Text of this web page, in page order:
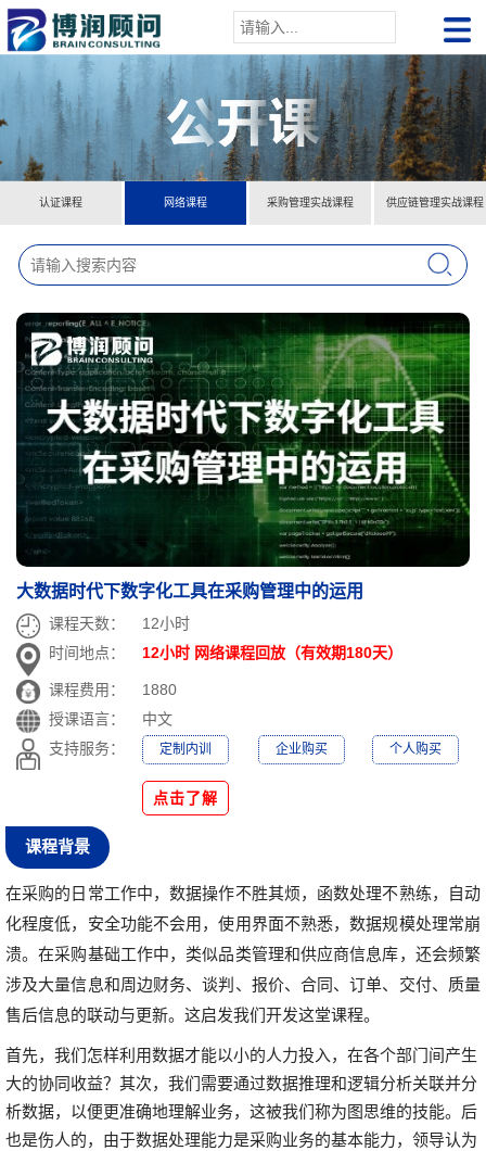
认证课程 网络课程 采购管理实战课程 供应链管理实战课程
大数据时代下数字化工具在采购管理中的运用
课程天数：
12小时
时间地点：
12小时 网络课程回放（有效期180天）
课程费用：
1880
授课语言：
中文
支持服务：
定制内训 企业购买 个人购买
点击了解
课程背景
在采购的日常工作中，数据操作不胜其烦，函数处理不熟练，自动
化程度低，安全功能不会用，使用界面不熟悉，数据规模处理常崩
溃。在采购基础工作中，类似品类管理和供应商信息库，还会频繁
涉及大量信息和周边财务、谈判、报价、合同、订单、交付、质量
售后信息的联动与更新。这启发我们开发这堂课程。
首先，我们怎样利用数据才能以小的人力投入，在各个部门间产生
大的协同收益？其次，我们需要通过数据推理和逻辑分析关联并分
析数据，以便更准确地理解业务，这被我们称为图思维的技能。后
也是伤人的，由于数据处理能力是采购业务的基本能力，领导认为